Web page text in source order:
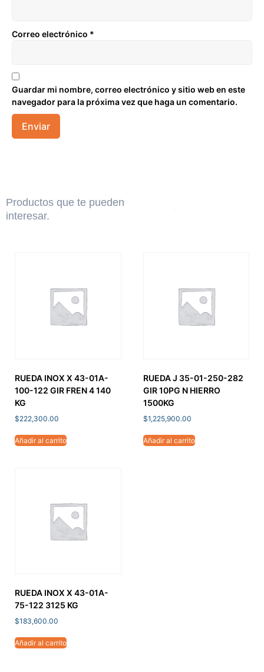
Correo electrónico *
Guardar mi nombre, correo electrónico y sitio web en este
navegador para la próxima vez que haga un comentario.
Productos que te pueden
interesar.
RUEDA INOX X 43-01A-
100-122 GIR FREN 4 140
KG
$222,300.00
Añadir al carrito
RUEDA J 35-01-250-282
GIR 10PG N HIERRO
1500KG
$1,225,900.00
Añadir al carrito
RUEDA INOX X 43-01A-
75-122 3125 KG
$183,600.00
Añadir al carrito